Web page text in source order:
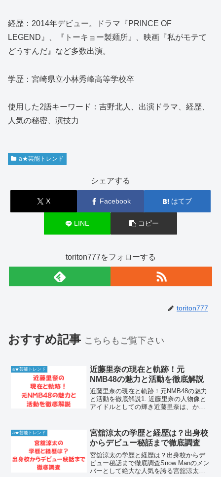
経歴：2014年デビュー。ドラマ『PRINCE OF
LEGEND』、『トーキョー製麺所』、映画『私がモテて
どうすんだ』など多数出演。
学歴：宮崎県立小林秀峰高等学校卒
使用した2語キーワード：吉野北人、出演ドラマ、経歴、
人気の秘密、演技力
a★芸能トレンド
シェアする
X Facebook はてブ
LINE コピー
toriton777をフォローする
toriton777
おすすめ記事 こちらもご覧下さい
a★芸能トレンド
近藤里奈の現在と軌跡！元
NMB48の魅力と活動を徹底解説
近藤里奈の現在と軌跡！元NMB48の魅力
と活動を徹底解説1. 近藤里奈の人物像と
アイドルとしての輝き近藤里奈は、かつ
で見せた愛らしい笑顔と、成長とともに
磨かれたパフ...
a★芸能トレンド
宮舘涼太の学歴と経歴は？出身校
からデビュー秘話まで徹底調査
宮舘涼太の学歴と経歴は？出身校からデ
ビュー秘話まで徹底調査Snow Manのメン
バーとして絶大な人気を誇る宮舘涼太さ